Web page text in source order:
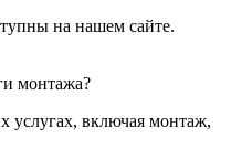
на нашем сайте.
монтажа?
услугах, включая монтаж,